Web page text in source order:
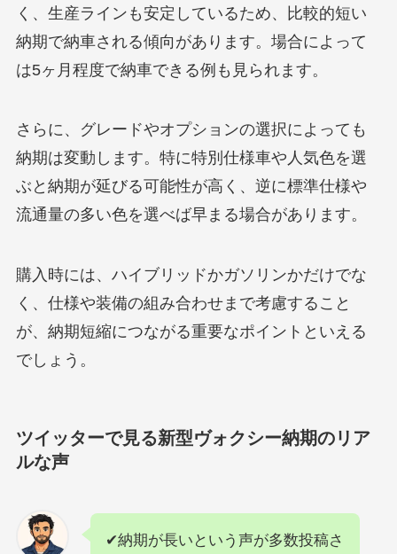
く、生産ラインも安定しているため、比較的短い
納期で納車される傾向があります。場合によって
は5ヶ月程度で納車できる例も見られます。
さらに、グレードやオプションの選択によっても
納期は変動します。特に特別仕様車や人気色を選
ぶと納期が延びる可能性が高く、逆に標準仕様や
流通量の多い色を選べば早まる場合があります。
購入時には、ハイブリッドかガソリンかだけでな
く、仕様や装備の組み合わせまで考慮すること
が、納期短縮につながる重要なポイントといえる
でしょう。
ツイッターで見る新型ヴォクシー納期のリア
ルな声
✔納期が長いという声が多数投稿さ